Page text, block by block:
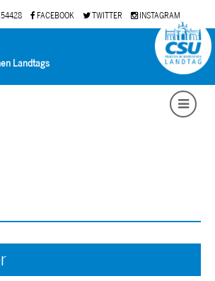
FACEBOOK TWITTER INSTAGRAM
Landtags